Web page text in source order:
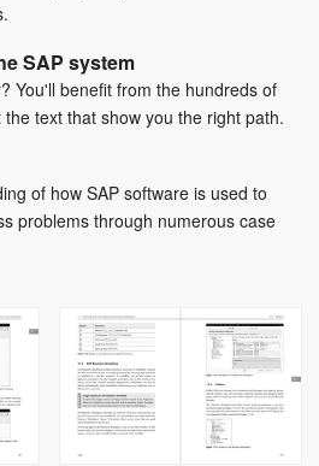
SAP system
You'll benefit from the hundreds of
text that show you the right path.
of how SAP software is used to
problems through numerous case